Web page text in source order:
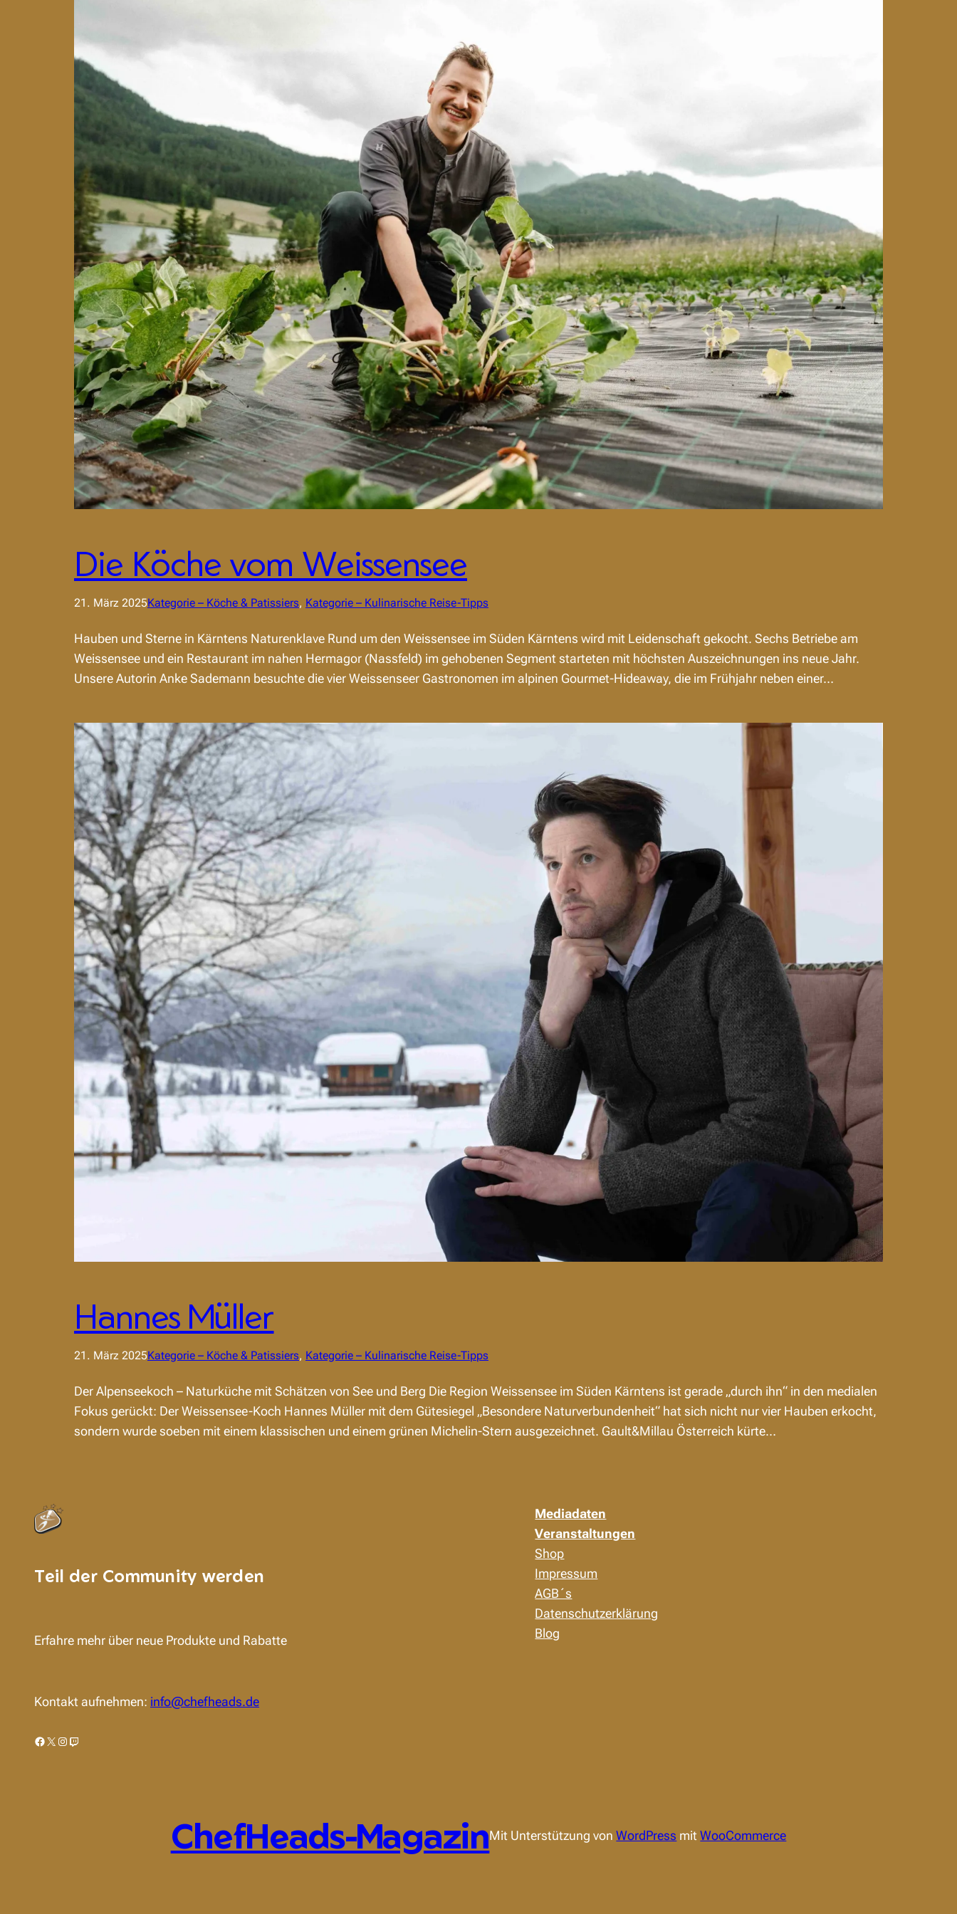
Die Köche vom Weissensee
21. März 2025Kategorie – Köche & Patissiers, Kategorie – Kulinarische Reise-Tipps
Hauben und Sterne in Kärntens Naturenklave Rund um den Weissensee im Süden Kärntens wird mit Leidenschaft gekocht. Sechs Betriebe am
Weissensee und ein Restaurant im nahen Hermagor (Nassfeld) im gehobenen Segment starteten mit höchsten Auszeichnungen ins neue Jahr.
Unsere Autorin Anke Sademann besuchte die vier Weissenseer Gastronomen im alpinen Gourmet-Hideaway, die im Frühjahr neben einer…
Hannes Müller
21. März 2025Kategorie – Köche & Patissiers, Kategorie – Kulinarische Reise-Tipps
Der Alpenseekoch – Naturküche mit Schätzen von See und Berg Die Region Weissensee im Süden Kärntens ist gerade „durch ihn“ in den medialen
Fokus gerückt: Der Weissensee-Koch Hannes Müller mit dem Gütesiegel „Besondere Naturverbundenheit“ hat sich nicht nur vier Hauben erkocht,
sondern wurde soeben mit einem klassischen und einem grünen Michelin-Stern ausgezeichnet. Gault&Millau Österreich kürte…
Teil der Community werden
Erfahre mehr über neue Produkte und Rabatte
Kontakt aufnehmen: info@chefheads.de
Facebook X Instagram Twitch
Mediadaten
Veranstaltungen
Shop
Impressum
AGB´s
Datenschutzerklärung
Blog
ChefHeads-MagazinMit Unterstützung vonWordPress mitWooCommerce